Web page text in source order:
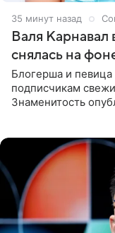
35 минут назад
Валя Карнавал
снялась на
Блогерша и певица
подписчикам
Знаменитость